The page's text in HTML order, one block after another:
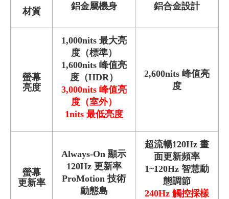
材質 鋁金屬機身 鋁合金設計
螢幕
亮度
1,000nits 最大亮
度（標準）
1,600nits 峰值亮
度（HDR）
3,000nits 峰值亮
度（室外）
1nits 最低亮度
2,600nits 峰值亮
度
螢幕
更新率
Always-On 顯示
120Hz 更新率
ProMotion 技術
動態島
超流暢120Hz 畫
面更新頻率
1~120Hz 智慧動
態調節
240Hz 觸控採樣